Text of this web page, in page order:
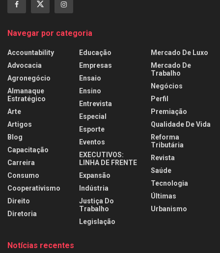
Navegar por categoria
Accountability
Advocacia
Agronegócio
Almanaque
Estratégico
Arte
Artigos
Blog
Capacitação
Carreira
Consumo
Cooperativismo
Direito
Diretoria
Educação
Empresas
Ensaio
Ensino
Entrevista
Especial
Esporte
Eventos
EXECUTIVOS:
LINHA DE FRENTE
Expansão
Indústria
Justiça Do
Trabalho
Legislação
Mercado De Luxo
Mercado De
Trabalho
Negócios
Perfil
Premiação
Qualidade De Vida
Reforma
Tributária
Revista
Saúde
Tecnologia
Últimas
Urbanismo
Notícias recentes